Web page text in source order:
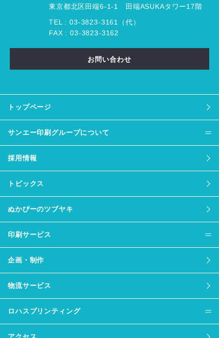
東京都北区田端6-1-1 田端ASUKAタワー17階
TEL :03-3823-3161（代）
FAX : 03-3823-3162
お問い合わせ
トップページ
サンエー印刷グループについて
採用情報
トピックス
ぬかぴーのツブヤキ
印刷サービス
企画・制作
物流サービス
ロハスプリンティング